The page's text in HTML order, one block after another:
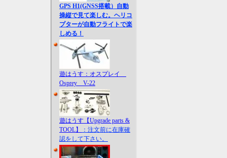
GPS H1(GNSS搭載）自動
操縦で見て楽しむ。ヘリコ
プターが自動フライトで楽
しめる！
遊はうす：オスプレイ
Osprey V-22
遊はうす【Upgrade parts &
TOOL】
：注文前に在庫確
認をして下さい。